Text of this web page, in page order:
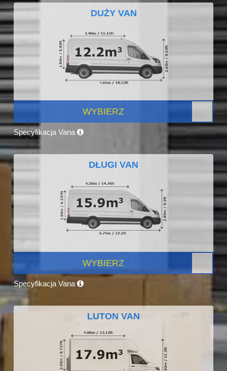
DUŻY VAN
WYBIERZ
Specyfikacja Vana
DŁUGI VAN
WYBIERZ
Specyfikacja Vana
LUTON VAN